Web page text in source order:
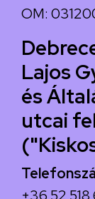
OM:
Lajos
és
utcai